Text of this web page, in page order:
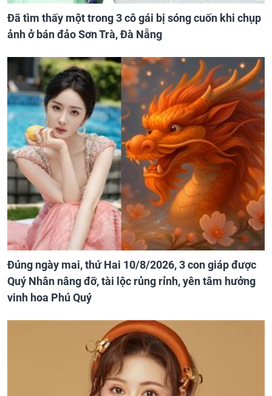
Đã tìm thấy một trong 3 cô gái bị sóng cuốn khi chụp
ảnh ở bán đảo Sơn Trà, Đà Nẵng
Đúng ngày mai, thứ Hai 10/8/2026, 3 con giáp được
Quý Nhân nâng đỡ, tài lộc rủng rỉnh, yên tâm hưởng
vinh hoa Phú Quý